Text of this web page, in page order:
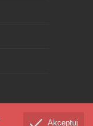
Akceptuj